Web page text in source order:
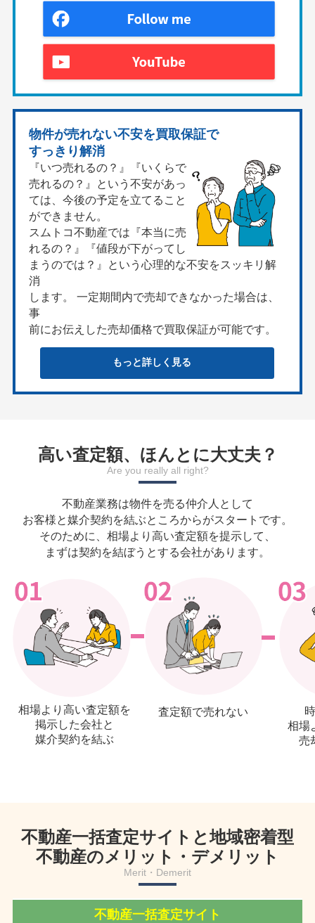
物件が売れない不安を買取保証で
すっきり解消
『いつ売れるの？』『いくらで
売れるの？』という不安があっ
ては、今後の予定を立てること
ができません。
スムトコ不動産では『本当に売
れるの？』『値段が下がってし
まうのでは？』という心理的な不安をスッキリ解
消
します。 一定期間内で売却できなかった場合は、
事
前にお伝えした売却価格で買取保証が可能です。
もっと詳しく見る
高い査定額、ほんとに大丈夫？
Are you really all right?
不動産業務は物件を売る仲介人として
お客様と媒介契約を結ぶところからがスタートです。
そのために、相場より高い査定額を提示して、
まずは契約を結ぼうとする会社があります。
相場より高い査定額を
掲示した会社と
媒介契約を結ぶ
査定額で売れない
相場
売
不動産一括査定サイトと地域密着型
不動産のメリット・デメリット
Merit・Demerit
不動産一括査定サイト